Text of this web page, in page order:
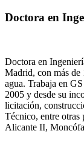
Doctora en
Doctora en
Madrid, con más de
agua. Trabaja en
2005 y desde su
licitación,
Técnico, entre otras
Alicante II,